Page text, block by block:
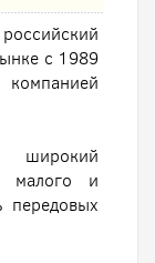
с 1989
широкий
малого и
передовых